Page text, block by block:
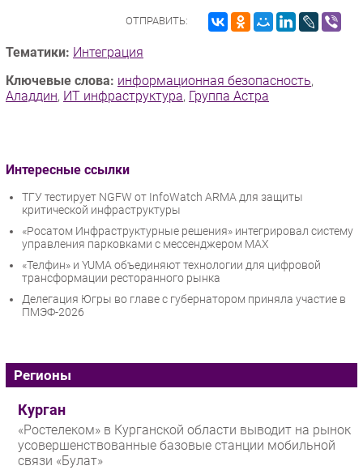
ОТПРАВИТЬ:
Тематики: Интеграция
Ключевые слова: информационная безопасность,
Аладдин, ИТ инфраструктура, Группа Астра
Интересные ссылки
ТГУ тестирует NGFW от InfoWatch ARMA для защиты
критической инфраструктуры
«Росатом Инфраструктурные решения» интегрировал систему
управления парковками с мессенджером МАХ
«Телфин» и YUMA объединяют технологии для цифровой
трансформации ресторанного рынка
Делегация Югры во главе с губернатором приняла участие в
ПМЭФ-2026
Регионы
Курган
«Ростелеком» в Курганской области выводит на рынок
усовершенствованные базовые станции мобильной
связи «Булат»